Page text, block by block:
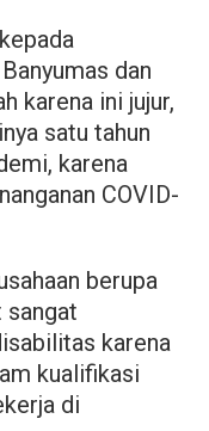
dan
karena ini jujur,
satu tahun
karena
COVID-
berupa
sangat
karena
kualifikasi
di